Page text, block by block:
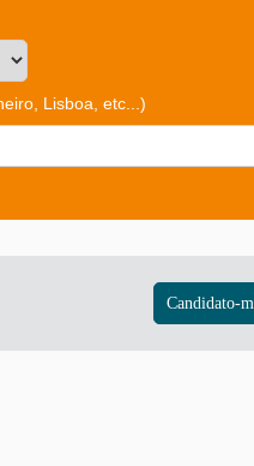
Lisboa, etc...)